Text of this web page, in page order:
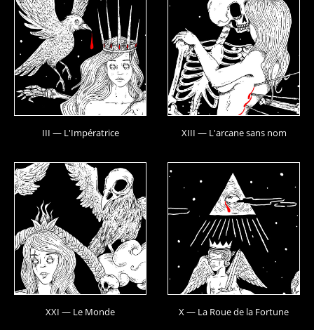
III — L'Impératrice XIII — L'arcane sans nom
XXI — Le Monde X — La Roue de la Fortune